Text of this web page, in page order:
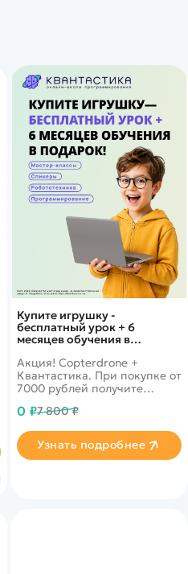
Купите игрушку -
бесплатный урок + 6
месяцев обучения в
Акция! Copterdrone +
Квантастика. При покупке от
7000 рублей получите
нашего партнера
0 ₽7 800 ₽
Узнать подробнее